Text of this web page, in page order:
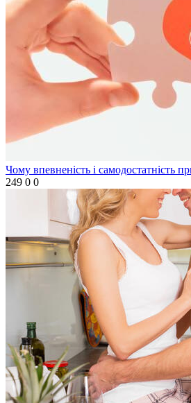
Чому впевненість і самодостатність
249 0 0